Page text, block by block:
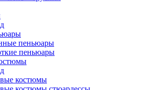
пеньюары
пеньюары
костюмы